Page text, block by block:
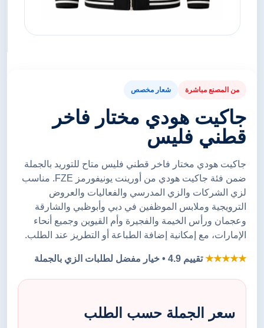
من المصنع مباشرة شعار مخصص
جاكيت هودي مختار فاخر
قطني فليس
جاكيت هودي مختار فاخر قطني فليس متاح للتوريد بالجملة
ضمن فئة جاكيت هودي من أورينت يونيفورمز FZE. مناسب
لزي الشركات والزي المدرسي والفعاليات والعروض
الترويجية وملابس الموظفين في دبي وأبوظبي والشارقة
وعجمان ورأس الخيمة والفجيرة وأم القيوين وجميع أنحاء
الإمارات، مع إمكانية إضافة الطباعة أو التطريز عند الطلب.
★★★★★تقييم 4.9 • خيار مفضل لطلبات الزي بالجملة
سعر الجملة حسب الطلب